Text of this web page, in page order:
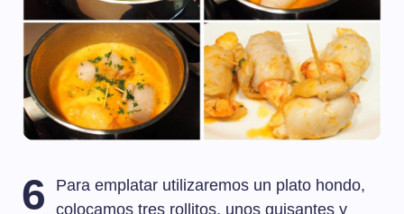
6
Para emplatar utilizaremos un plato hondo,
colocamos tres rollitos, unos guisantes y